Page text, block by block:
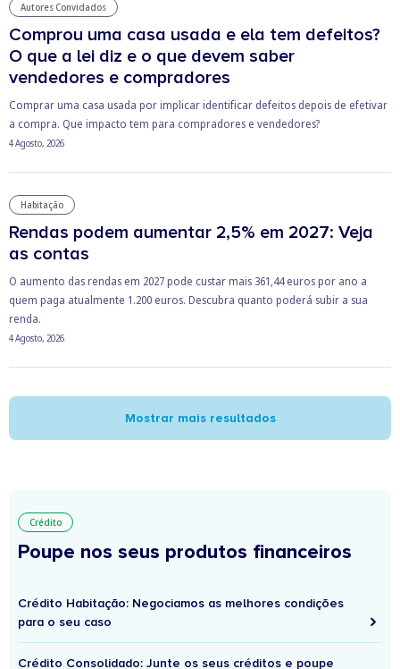
Autores Convidados
Comprou uma casa usada e ela tem defeitos?
O que a lei diz e o que devem saber
vendedores e compradores
Comprar uma casa usada por implicar identificar defeitos depois de efetivar
a compra. Que impacto tem para compradores e vendedores?
4 Agosto, 2026
Habitação
Rendas podem aumentar 2,5% em 2027: Veja
as contas
O aumento das rendas em 2027 pode custar mais 361,44 euros por ano a
quem paga atualmente 1.200 euros. Descubra quanto poderá subir a sua
renda.
4 Agosto, 2026
Mostrar mais resultados
Crédito
Poupe nos seus produtos financeiros
Crédito Habitação: Negociamos as melhores condições
para o seu caso
Crédito Consolidado: Junte os seus créditos e poupe